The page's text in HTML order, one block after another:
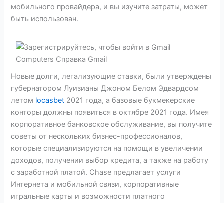
мобильного провайдера, и вы изучите затраты, может
быть использован.
Новые долги, легализующие ставки, были утверждены
губернатором Луизианы Джоном Белом Эдвардсом
летом locasbet 2021 года, а базовые букмекерские
конторы должны появиться в октябре 2021 года. Имея
корпоративное банковское обслуживание, вы получите
советы от нескольких бизнес-профессионалов,
которые специализируются на помощи в увеличении
доходов, получении выбор кредита, а также на работу
с заработной платой. Chase предлагает услуги
Интернета и мобильной связи, корпоративные
игральные карты и возможности платного